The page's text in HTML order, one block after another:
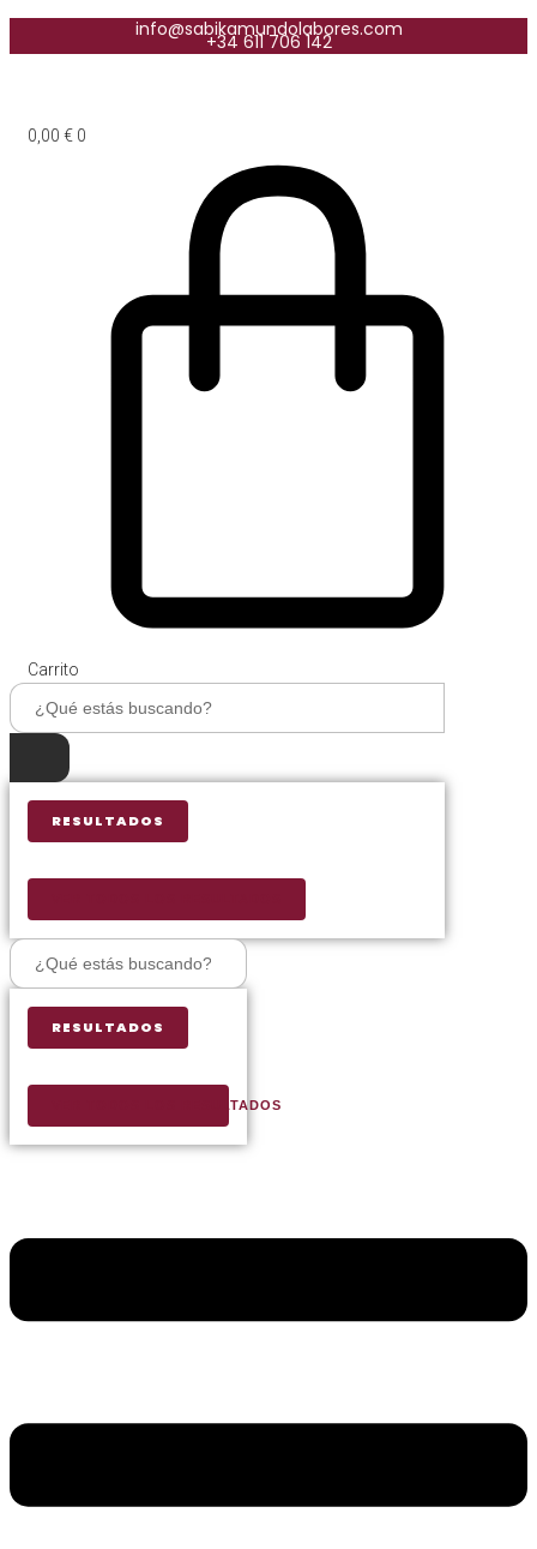
info@sabikamundolabores.com
+34 611 706 142
0,00 € 0
Carrito
Search
...
RESULTADOS
Search
...
RESULTADOS
VER TODOS LOS RESULTADOS